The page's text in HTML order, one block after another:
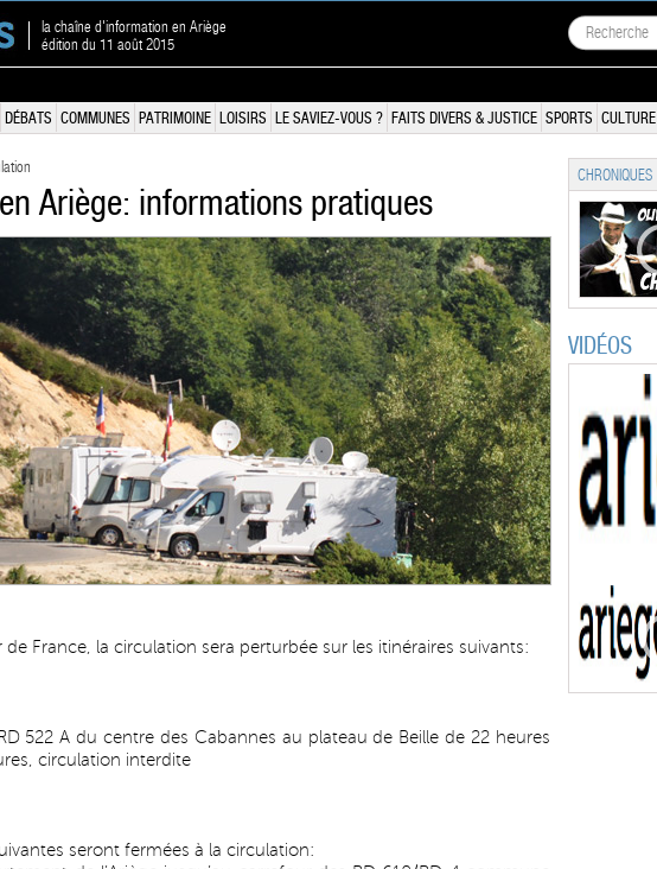
la chaîne d'information en Ariège
édition du 11 août 2015
DÉBATS COMMUNES PATRIMOINE LOISIRS LE SAVIEZ-VOUS ? FAITS DIVERS & JUSTICE SPORTS CULTURE
Ariège: informations pratiques
France, la circulation sera perturbée sur les itinéraires suivants:
522 A du centre des Cabannes au plateau de Beille de 22 heures
circulation interdite
seront fermées à la circulation:
CHRONIQUES
VIDÉOS